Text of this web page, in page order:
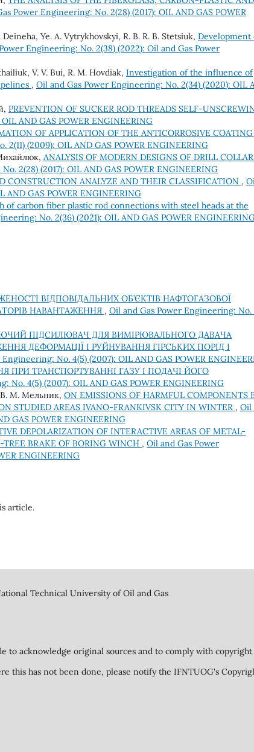
Power Engineering: No. 2(28) (2017): OIL AND GAS POWER
Ye. A. Vytrykhovskyi, R. B. R. B. Stetsiuk, Development
Engineering: No. 2(38) (2022): Oil and Gas Power
V. V. Bui, R. M. Hovdiak, Investigation of the influence of
, Oil and Gas Power Engineering: No. 2(34) (2020): OIL
PREVENTION OF SUCKER ROD THREADS SELF-
AND GAS POWER ENGINEERING
OF APPLICATION OF THE ANTICORROSIVE
(2009): OIL AND GAS POWER ENGINEERING
ANALYSIS OF MODERN DESIGNS OF DRILL
2(28) (2017): OIL AND GAS POWER ENGINEERING
CONSTRUCTION ANALYZE AND THEIR CLASSIFICATION ,
AND GAS POWER ENGINEERING
of carbon fiber plastic rod connections with steel heads at the
No. 2(36) (2021): OIL AND GAS POWER
ВІДПОВІДАЛЬНИХ ОБ’ЄКТІВ НАФТОГАЗОВОЇ
НАВАНТАЖЕННЯ , Oil and Gas Power Engineering: No.
ПІДСИЛЮВАЧ ДЛЯ ВИМІРЮВАЛЬНОГО ДАВАЧА
ДЕФОРМАЦІЇ І РУЙНУВАННЯ ГІРСЬКИХ ПОРІД І
No. 4(5) (2007): OIL AND GAS POWER
ПРИ ТРАНСПОРТУВАННІ ГАЗУ І ПОДАЧІ ЙОГО
No. 4(5) (2007): OIL AND GAS POWER ENGINEERING
М. Мельник, ON EMISSIONS OF HARMFUL COMPONENTS
STUDIED AREAS IVANO-FRANKIVSK CITY IN WINTER , Oil
GAS POWER ENGINEERING
DEPOLARIZATION OF INTERACTIVE AREAS OF METAL-
TREE BRAKE OF BORING WINCH , Oil and Gas Power
ENGINEERING
article.
Technical University of Oil and Gas
to acknowledge original sources and to comply with copyright
this has not been done, please notify the IFNTUOG's